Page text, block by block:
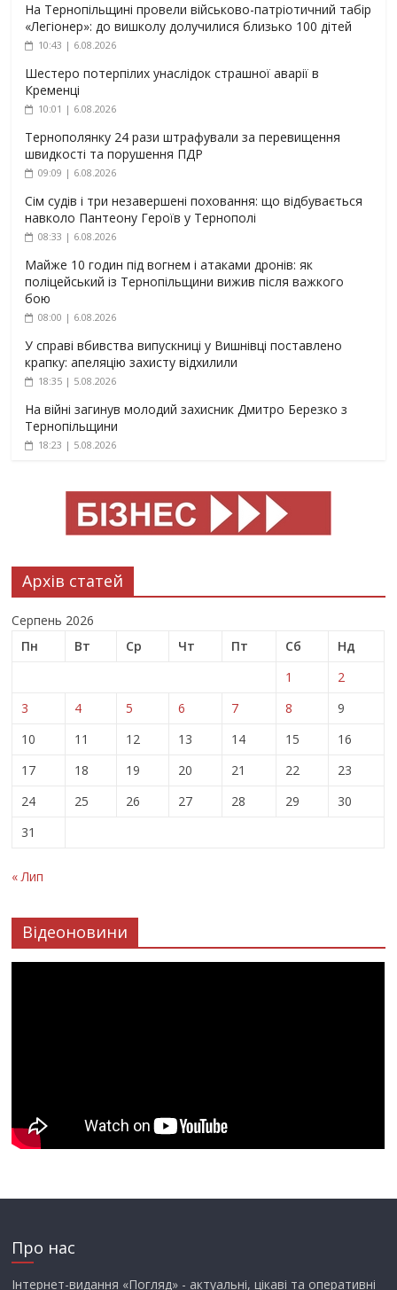
На Тернопільщині провели військово-патріотичний табір
«Легіонер»: до вишколу долучилися близько 100 дітей
10:43 | 6.08.2026
Шестеро потерпілих унаслідок страшної аварії в
Кременці
10:01 | 6.08.2026
Тернополянку 24 рази штрафували за перевищення
швидкості та порушення ПДР
09:09 | 6.08.2026
Сім судів і три незавершені поховання: що відбувається
навколо Пантеону Героїв у Тернополі
08:33 | 6.08.2026
Майже 10 годин під вогнем і атаками дронів: як
поліцейський із Тернопільщини вижив після важкого
бою
08:00 | 6.08.2026
У справі вбивства випускниці у Вишнівці поставлено
крапку: апеляцію захисту відхилили
18:35 | 5.08.2026
На війні загинув молодий захисник Дмитро Березко з
Тернопільщини
18:23 | 5.08.2026
Архів статей
Серпень 2026
Пн
Вт Ср Чт Пт Сб
Нд
1
2
3
4 5 6 7 8
9
10
11 12 13 14 15
16
17
18 19 20 21 22
23
24
25 26 27 28 29
30
31
« Лип
Відеоновини
Про нас
Інтернет-видання «Погляд» - актуальні, цікаві та оперативні